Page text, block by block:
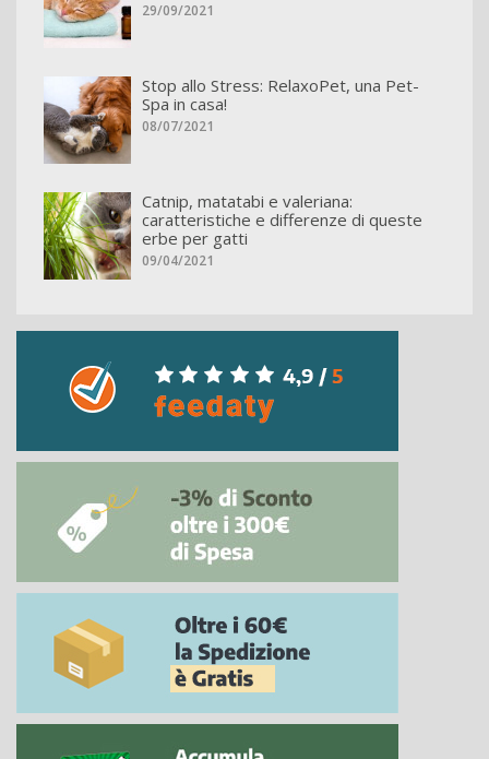
29/09/2021
Stop allo Stress: RelaxoPet, una Pet-
Spa in casa!
08/07/2021
Catnip, matatabi e valeriana:
caratteristiche e differenze di queste
erbe per gatti
09/04/2021